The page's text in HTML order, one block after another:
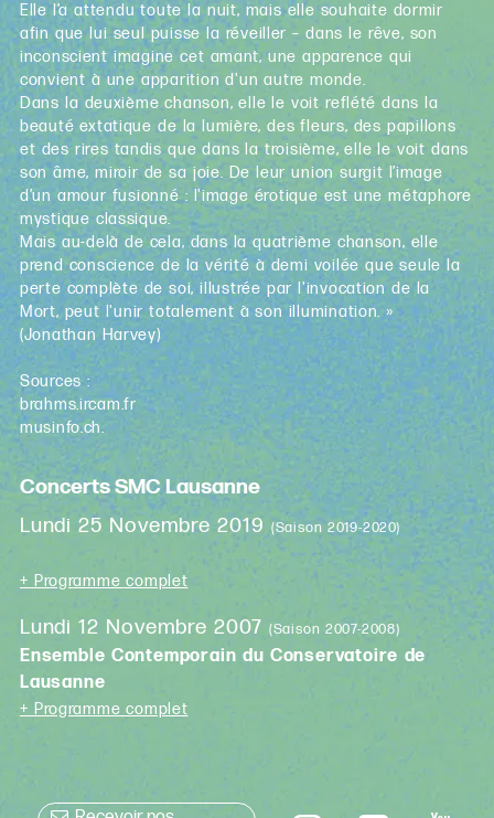
Elle l’a attendu toute la nuit, mais elle souhaite dormir
afin que lui seul puisse la réveiller – dans le rêve, son
inconscient imagine cet amant, une apparence qui
convient à une apparition d'un autre monde.
Dans la deuxième chanson, elle le voit reflété dans la
beauté extatique de la lumière, des fleurs, des papillons
et des rires tandis que dans la troisième, elle le voit dans
son âme, miroir de sa joie. De leur union surgit l’image
d’un amour fusionné : l'image érotique est une métaphore
mystique classique.
Mais au-delà de cela, dans la quatrième chanson, elle
prend conscience de la vérité à demi voilée que seule la
perte complète de soi, illustrée par l'invocation de la
Mort, peut l'unir totalement à son illumination. »
(Jonathan Harvey)
Sources :
brahms.ircam.fr
musinfo.ch.
Concerts SMC Lausanne
Lundi 25 Novembre 2019 (Saison 2019-2020)
+ Programme complet
Lundi 12 Novembre 2007 (Saison 2007-2008)
Ensemble Contemporain du Conservatoire de
Lausanne
+ Programme complet